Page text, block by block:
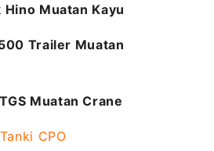
Hino Muatan Kayu
Trailer Muatan
Muatan Crane
CPO